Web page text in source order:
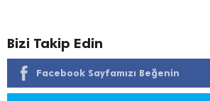
Bizi Takip Edin
Facebook Sayfamızı Beğenin